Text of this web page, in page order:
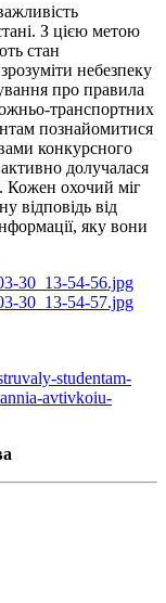
З цією метою
стан
небезпеку
про правила
транспортних
познайомитися
конкурсного
долучалася
Кожен охочий міг
відповідь від
яку вони
studentam-
avtivkoiu-